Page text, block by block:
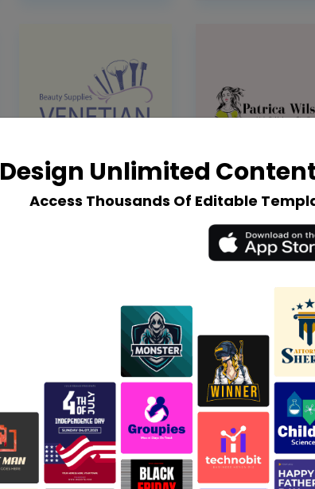
Design Unlimited
Access Thousands Of Editable